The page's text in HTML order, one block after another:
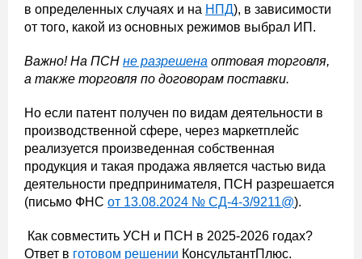
в определенных случаях и на НПД), в зависимости
от того, какой из основных режимов выбрал ИП.
Важно! На ПСН не разрешена оптовая торговля,
а также торговля по договорам поставки.
Но если патент получен по видам деятельности в
производственной сфере, через маркетплейс
реализуется произведенная собственная
продукция и такая продажа является частью вида
деятельности предпринимателя, ПСН разрешается
(письмо ФНС от 13.08.2024 № СД-4-3/9211@).
Как совместить УСН и ПСН в 2025-2026 годах?
Ответ в готовом решении КонсультантПлюс.